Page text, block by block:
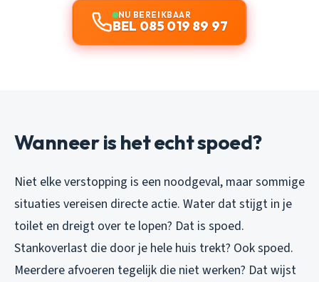
NU BEREIKBAAR
BEL 085 019 89 97
Wanneer is het echt spoed?
Niet elke verstopping is een noodgeval, maar sommige
situaties vereisen directe actie. Water dat stijgt in je
toilet en dreigt over te lopen? Dat is spoed.
Stankoverlast die door je hele huis trekt? Ook spoed.
Meerdere afvoeren tegelijk die niet werken? Dat wijst